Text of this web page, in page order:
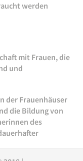
werden
mit Frauen, die
und
der Frauenhäuser
die Bildung von
des